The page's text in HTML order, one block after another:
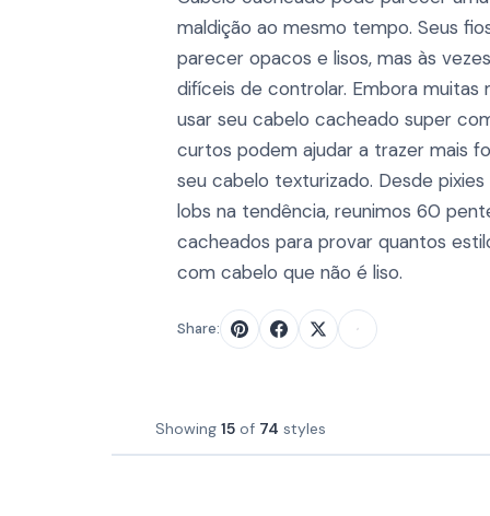
maldição ao mesmo tempo. Seus
parecer opacos e lisos, mas às
difíceis de controlar. Embora muitas
usar seu cabelo cacheado super
curtos podem ajudar a trazer mais
seu cabelo texturizado. Desde
lobs na tendência, reunimos 60
cacheados para provar quantos
com cabelo que não é liso.
Share:
Showing 15 of 74 styles